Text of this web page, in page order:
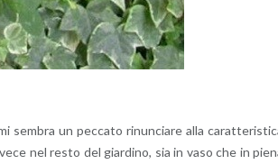
sem­bra un pec­ca­to ri­nun­cia­re alla
nel resto del giar­di­no, sia in vaso che in